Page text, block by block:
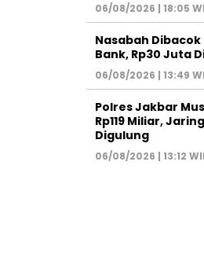
06/08/2026 | 18:05
Nasabah Dibacok
Bank, Rp30 Juta
06/08/2026 | 13:49
Polres Jakbar
Rp119 Miliar,
Digulung
06/08/2026 | 13:12